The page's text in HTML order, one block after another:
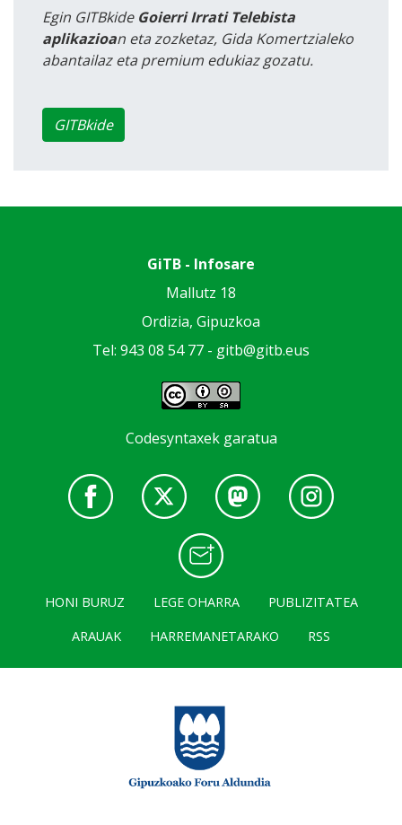
Egin GITBkide Goierri Irrati Telebista
aplikazioan eta zozketaz, Gida Komertzialeko
abantailaz eta premium edukiaz gozatu.
GITBkide
GiTB - Infosare
Mallutz 18
Ordizia, Gipuzkoa
Tel: 943 08 54 77 - gitb@gitb.eus
Codesyntaxek garatua
HONI BURUZ LEGE OHARRA
PUBLIZITATEA
ARAUAK
HARREMANETARAKO RSS